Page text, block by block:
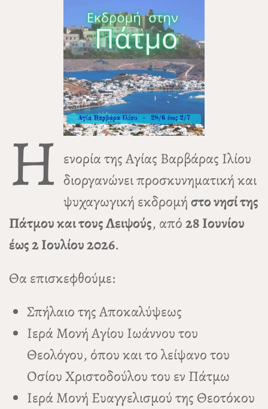
Η ενορία της Αγίας Βαρβάρας Ιλίου
διοργανώνει προσκυνηματική και
ψυχαγωγική εκδρομήστο νησί της
Πάτμου και τους Λειψούς, από28 Ιουνίου
έως 2 Ιουλίου 2026.
Θα επισκεφθούμε:
Σπήλαιο της Αποκαλύψεως
Ιερά Μονή Αγίου Ιωάννου του
Θεολόγου, όπου και το λείψανο του
Οσίου Χριστοδούλου του εν Πάτμω
Ιερά Μονή Ευαγγελισμού της Θεοτόκου